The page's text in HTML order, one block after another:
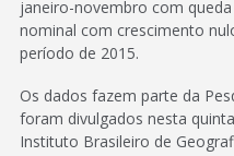
janeiro-novembro com
nominal com crescimento
período de 2015.
Os dados fazem parte da
foram divulgados nesta
Instituto Brasileiro de